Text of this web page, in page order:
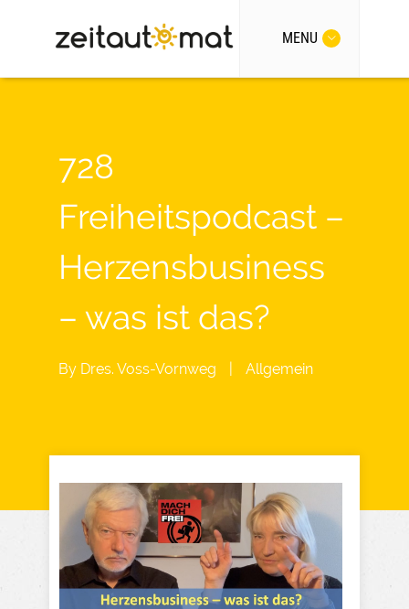
MENU
728
Freiheitspodcast –
Herzensbusiness
– was ist das?
By Dres. Voss-Vornweg Allgemein